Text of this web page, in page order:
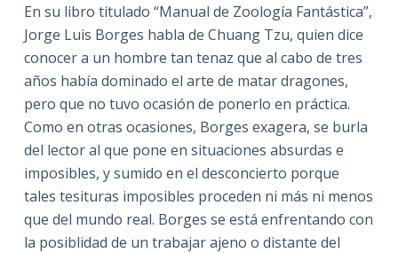
En su libro titulado “Manual de Zoología Fantástica”,
Jorge Luis Borges habla de Chuang Tzu, quien dice
conocer a un hombre tan tenaz que al cabo de tres
años había dominado el arte de matar dragones,
pero que no tuvo ocasión de ponerlo en práctica.
Como en otras ocasiones, Borges exagera, se burla
del lector al que pone en situaciones absurdas e
imposibles, y sumido en el desconcierto porque
tales tesituras imposibles proceden ni más ni menos
que del mundo real. Borges se está enfrentando con
la posiblidad de un trabajar ajeno o distante del